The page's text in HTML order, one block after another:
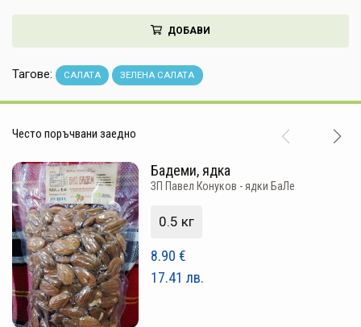
НАПИТКИ
ЗА ДОМА
ПОДАРЪЦИ
ДОСТАВКА И ПЛАЩАНЕ
КАЧЕСТВО
УСЛОВИЯ ЗА ПОЛЗВАНЕ
ДОБАВИ
Тагове: САЛАТА ЗЕЛЕНА САЛАТА
Често поръчвани заедно
Бадеми, ядка
ЗП Павел Конуков - ядки БаЛе
0.5 кг
8.90 €
17.41 лв.